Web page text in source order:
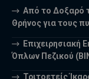
Από το Δοξαρό
Θρήνος για τους
Επιχειρησιακή
Όπλων Πεζικού
Τριτοετείς